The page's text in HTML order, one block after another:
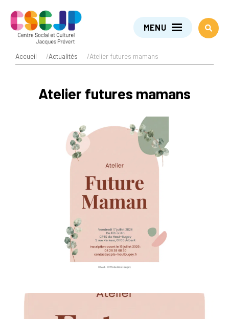
MENU
Accueil /Actualités /Atelier futures mamans
Atelier futures mamans